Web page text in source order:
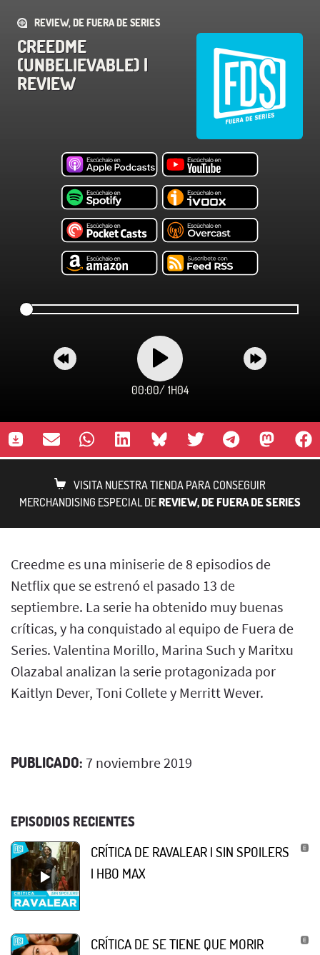
REVIEW, DE FUERA DE SERIES
CREEDME
(UNBELIEVABLE) |
REVIEW
00:00/ 1H04
VISITA NUESTRA TIENDA PARA CONSEGUIR
MERCHANDISING ESPECIAL DEREVIEW, DE FUERA DE SERIES
Creedme es una miniserie de 8 episodios de
Netflix que se estrenó el pasado 13 de
septiembre. La serie ha obtenido muy buenas
críticas, y ha conquistado al equipo de Fuera de
Series. Valentina Morillo, Marina Such y Maritxu
Olazabal analizan la serie protagonizada por
Kaitlyn Dever, Toni Collete y Merritt Wever.
PUBLICADO: 7 noviembre 2019
EPISODIOS RECIENTES
CRÍTICA DE RAVALEAR | SIN SPOILERS
| HBO MAX
CRÍTICA DE SE TIENE QUE MORIR